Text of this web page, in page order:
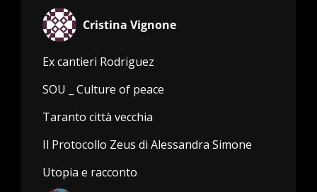
Cristina Vignone
Ex cantieri Rodriguez
SOU _ Culture of peace
Taranto città vecchia
Il Protocollo Zeus di Alessandra Simone
Utopia e racconto